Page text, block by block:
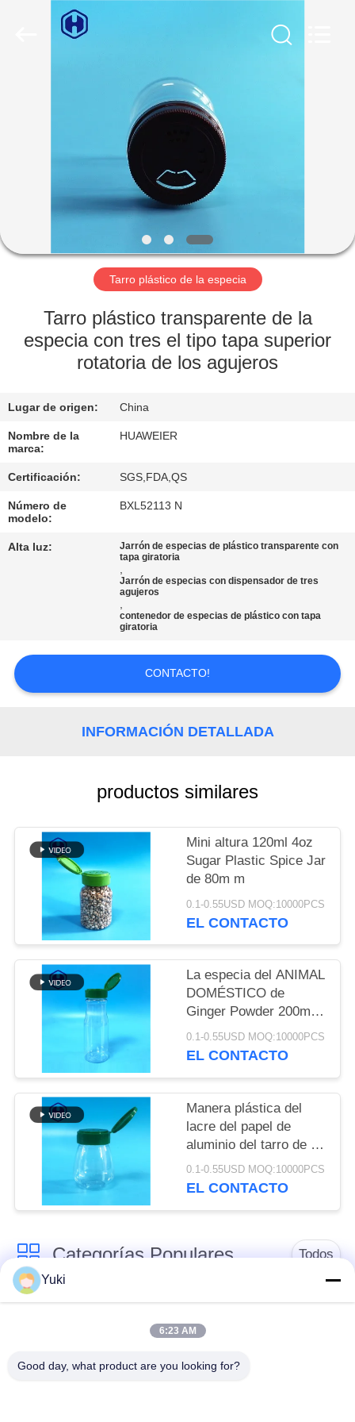
PRODUCTOS
SOBRE
NOSOTROS
RECORRIDO
POR
LA
FÁBRICA
CONTROL
DE
CALIDAD
CONTACTA
CON
NOSOTROS
CASOS
DE
TRABAJO
SOLICITAR
UNA CITA
SITEMAP
POLÍTICA
PRIVACIDAD
Tarro plástico de la especia
Tarro plástico transparente de la
especia con tres el tipo tapa superior
rotatoria de los agujeros
Lugar de origen: China
Nombre de la
marca:
HUAWEIER
Certificación: SGS,FDA,QS
Número de
modelo:
BXL52113 N
Alta luz:
Jarrón de especias de plástico transparente con
tapa giratoria
,
Jarrón de especias con dispensador de tres
agujeros
,
contenedor de especias de plástico con tapa
giratoria
CONTACTO!
INFORMACIÓN DETALLADA
productos similares
Mini altura 120ml 4oz
Sugar Plastic Spice Jar
de 80m m
0.1-0.55USD MOQ:10000PCS
EL CONTACTO
La especia del ANIMAL
DOMÉSTICO de
Ginger Powder 200ml
6.8oz de la vainilla del
comino sacude a Flip
0.1-0.55USD MOQ:10000PCS
EL CONTACTO
Manera plástica del
lacre del papel de
aluminio del tarro de la
especia de QS 100ml
3.4oz
0.1-0.55USD MOQ:10000PCS
EL CONTACTO
Categorías Populares Todos
Tarro del envase de
Tarro plástico de la
especia
Tarro plástico del
El ANIMAL
Yuki
6:23 AM
Good day, what product are you looking for?